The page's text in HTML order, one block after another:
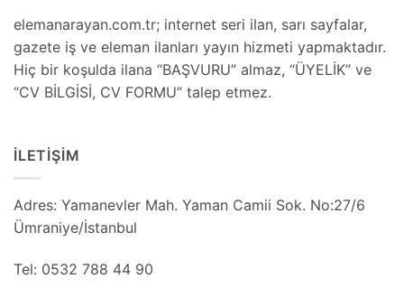
elemanarayan.com.tr; internet seri ilan, sarı sayfalar,
gazete iş ve eleman ilanları yayın hizmeti yapmaktadır.
Hiç bir koşulda ilana “BAŞVURU” almaz, “ÜYELİK” ve
“CV BİLGİSİ, CV FORMU” talep etmez.
İLETİŞİM
Adres: Yamanevler Mah. Yaman Camii Sok. No:27/6
Ümraniye/İstanbul
Tel: 0532 788 44 90